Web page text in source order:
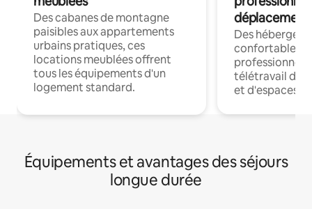
Des cabanes de montagne
paisibles aux appartements
urbains pratiques, ces
locations meublées offrent
tous les équipements d'un
logement standard.
déplacement
Des
confortables
professionnels
télétravail
et d'espaces
Équipements et avantages des séjours
longue durée